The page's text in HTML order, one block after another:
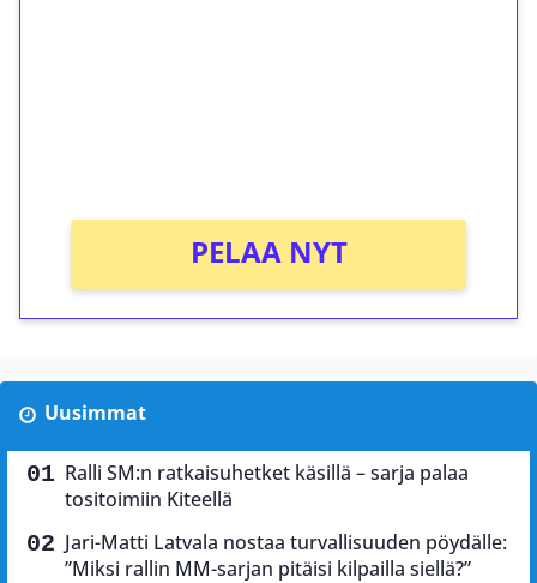
PELAA NYT
Uusimmat
Ralli SM:n ratkaisuhetket käsillä – sarja palaa
tositoimiin Kiteellä
Jari-Matti Latvala nostaa turvallisuuden pöydälle:
”Miksi rallin MM-sarjan pitäisi kilpailla siellä?”